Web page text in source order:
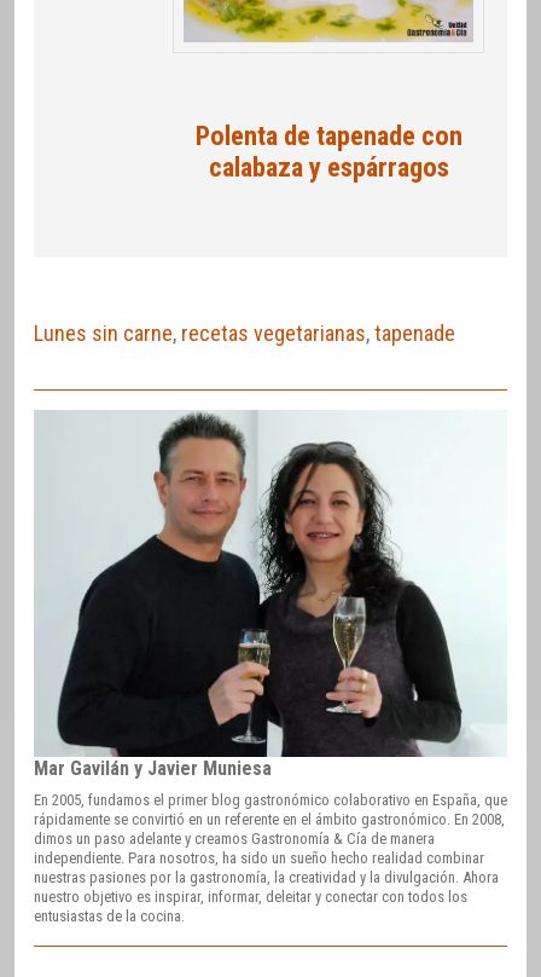
Polenta de tapenade con
calabaza y espárragos
Lunes sin carne, recetas vegetarianas,tapenade
Mar Gavilán y Javier Muniesa
En 2005, fundamos el primer blog gastronómico colaborativo en España, que
rápidamente se convirtió en un referente en el ámbito gastronómico. En 2008,
dimos un paso adelante y creamos Gastronomía & Cía de manera
independiente. Para nosotros, ha sido un sueño hecho realidad combinar
nuestras pasiones por la gastronomía, la creatividad y la divulgación. Ahora
nuestro objetivo es inspirar, informar, deleitar y conectar con todos los
entusiastas de la cocina.